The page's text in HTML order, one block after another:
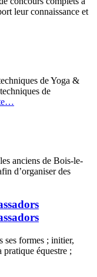
leur connaissance et
de Yoga &
de
anciens de Bois-le-
d’organiser des
ses formes ; initier,
équestre ;